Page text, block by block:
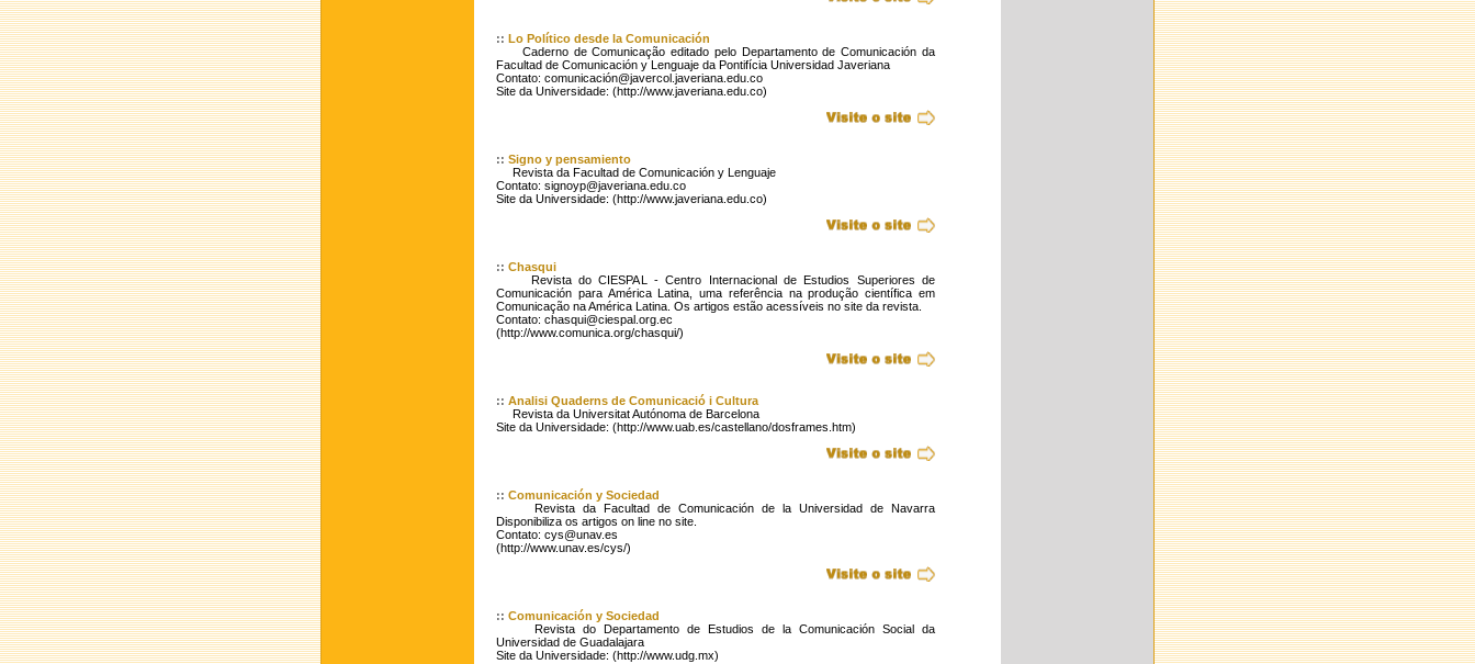
:: Lo Político desde la Comunicación
Caderno de Comunicação editado pelo Departamento de Comunicación da
Facultad de Comunicación y Lenguaje da Pontifícia Universidad Javeriana
Contato: comunicación@javercol.javeriana.edu.co
Site da Universidade: (http://www.javeriana.edu.co)
:: Signo y pensamiento
Revista da Facultad de Comunicación y Lenguaje
Contato: signoyp@javeriana.edu.co
Site da Universidade: (http://www.javeriana.edu.co)
:: Chasqui
Revista do CIESPAL - Centro Internacional de Estudios Superiores de
Comunicación para América Latina, uma referência na produção científica em
Comunicação na América Latina. Os artigos estão acessíveis no site da revista.
Contato: chasqui@ciespal.org.ec
(http://www.comunica.org/chasqui/)
:: Analisi Quaderns de Comunicació i Cultura
Revista da Universitat Autónoma de Barcelona
Site da Universidade: (http://www.uab.es/castellano/dosframes.htm)
:: Comunicación y Sociedad
Revista da Facultad de Comunicación de la Universidad de Navarra
Disponibiliza os artigos on line no site.
Contato: cys@unav.es
(http://www.unav.es/cys/)
:: Comunicación y Sociedad
Revista do Departamento de Estudios de la Comunicación Social da
Universidad de Guadalajara
Site da Universidade: (http://www.udg.mx)